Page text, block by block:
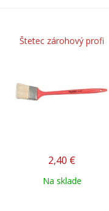
Štetec zárohový profi
2,40 €
Na sklade